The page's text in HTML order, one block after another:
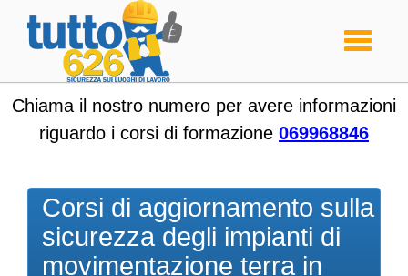
Toggle
Chiama il nostro numero per avere informazioni
riguardo i corsi di formazione 069968846
Corsi di aggiornamento sulla
sicurezza degli impianti di
movimentazione terra in